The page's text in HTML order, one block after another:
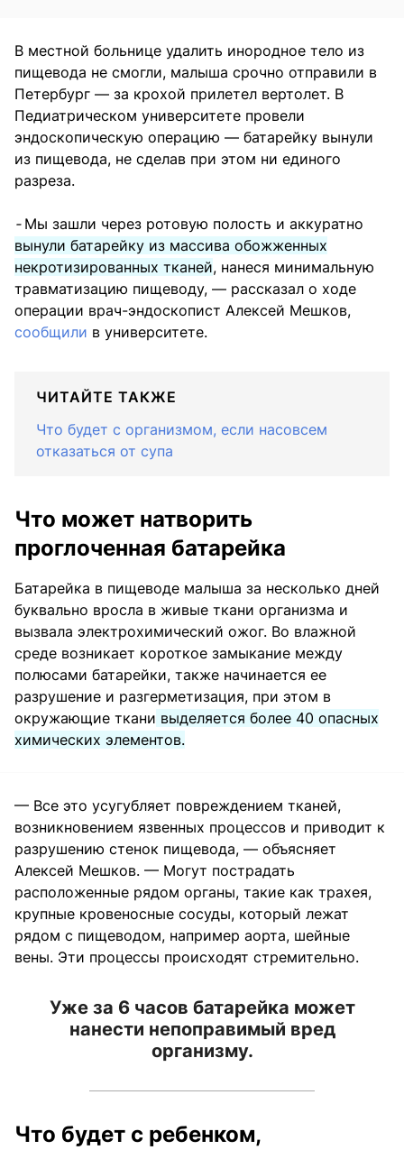
В местной больнице удалить инородное тело из
пищевода не смогли, малыша срочно отправили в
Петербург — за крохой прилетел вертолет. В
Педиатрическом университете провели
эндоскопическую операцию — батарейку вынули
из пищевода, не сделав при этом ни единого
разреза.
- Мы зашли через ротовую полость и аккуратно
вынули батарейку из массива обожженных
некротизированных тканей, нанеся минимальную
травматизацию пищеводу, — рассказал о ходе
операции врач-эндоскопист Алексей Мешков,
сообщили в университете.
ЧИТАЙТЕ ТАКЖЕ
Что будет с организмом, если насовсем
отказаться от супа
Что может натворить
проглоченная батарейка
Батарейка в пищеводе малыша за несколько дней
буквально вросла в живые ткани организма и
вызвала электрохимический ожог. Во влажной
среде возникает короткое замыкание между
полюсами батарейки, также начинается ее
разрушение и разгерметизация, при этом в
окружающие ткани выделяется более 40 опасных
химических элементов.
— Все это усугубляет повреждением тканей,
возникновением язвенных процессов и приводит к
разрушению стенок пищевода, — объясняет
Алексей Мешков. — Могут пострадать
расположенные рядом органы, такие как трахея,
крупные кровеносные сосуды, который лежат
рядом с пищеводом, например аорта, шейные
вены. Эти процессы происходят стремительно.
Уже за 6 часов батарейка может
нанести непоправимый вред
организму.
Что будет с ребенком,